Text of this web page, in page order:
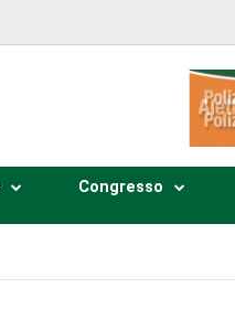
Congresso